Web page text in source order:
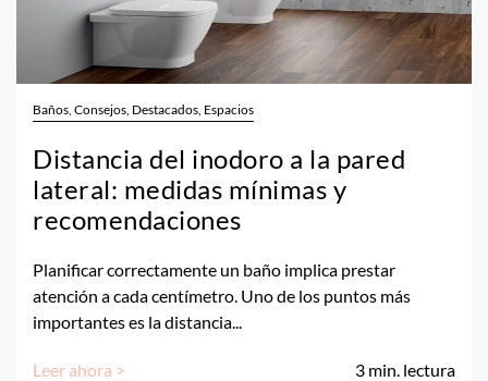
Baños, Consejos, Destacados, Espacios
Distancia del inodoro a la pared
lateral: medidas mínimas y
recomendaciones
Planificar correctamente un baño implica prestar
atención a cada centímetro. Uno de los puntos más
importantes es la distancia...
Leer ahora > 3 min. lectura